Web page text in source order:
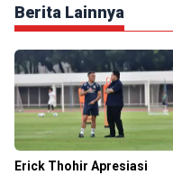
Berita Lainnya
Erick Thohir Apresiasi